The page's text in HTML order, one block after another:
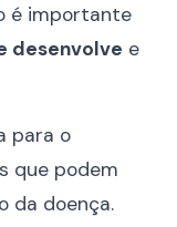
é importante
desenvolve e
para o
que podem
da doença.